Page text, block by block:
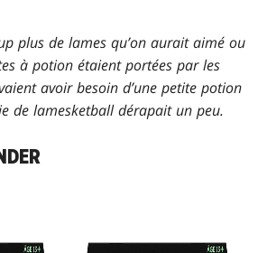
plus de lames qu’on aurait aimé ou
à potion étaient portées par les
avoir besoin d’une petite potion
de lamesketball dérapait un peu.